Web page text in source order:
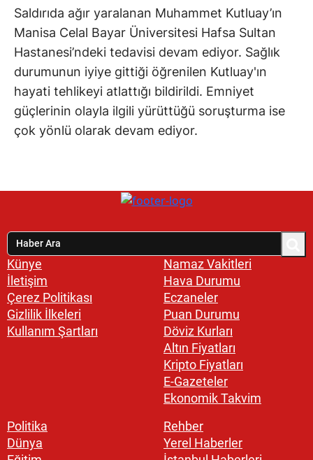
Saldırıda ağır yaralanan Muhammet Kutluay’ın
Manisa Celal Bayar Üniversitesi Hafsa Sultan
Hastanesi’ndeki tedavisi devam ediyor. Sağlık
durumunun iyiye gittiği öğrenilen Kutluay'ın
hayati tehlikeyi atlattığı bildirildi. Emniyet
güçlerinin olayla ilgili yürüttüğü soruşturma ise
çok yönlü olarak devam ediyor.
Künye
İletişim
Çerez Politikası
Gizlilik İlkeleri
Kullanım Şartları
Namaz Vakitleri
Hava Durumu
Eczaneler
Puan Durumu
Döviz Kurları
Altın Fiyatları
Kripto Fiyatları
E-Gazeteler
Ekonomik Takvim
Politika
Dünya
Rehber
Yerel Haberler